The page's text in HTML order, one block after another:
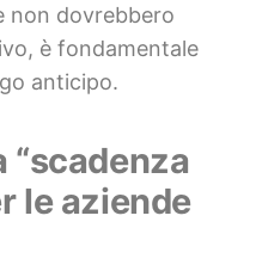
non dovrebbero
è fondamentale
anticipo.
“scadenza
le aziende